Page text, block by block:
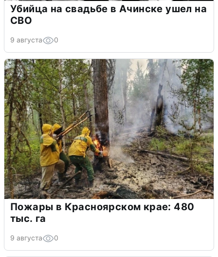
Убийца на свадьбе в Ачинске ушел на
СВО
9 августа 0
Пожары в Красноярском крае: 480
тыс. га
9 августа 0